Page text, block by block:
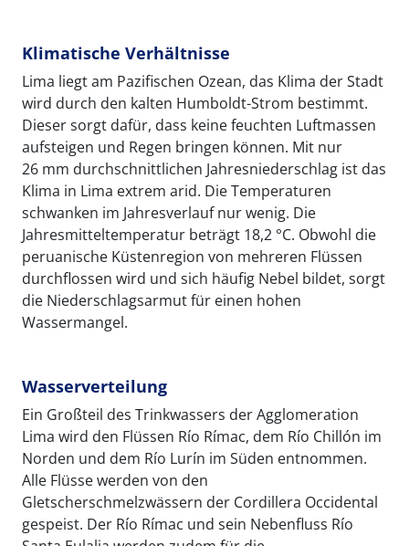
Klimatische Verhältnisse
Lima liegt am Pazifischen Ozean, das Klima der Stadt
wird durch den kalten Humboldt-Strom bestimmt.
Dieser sorgt dafür, dass keine feuchten Luftmassen
aufsteigen und Regen bringen können. Mit nur
26 mm durchschnittlichen Jahresniederschlag ist das
Klima in Lima extrem arid. Die Temperaturen
schwanken im Jahresverlauf nur wenig. Die
Jahresmitteltemperatur beträgt 18,2 °C. Obwohl die
peruanische Küstenregion von mehreren Flüssen
durchflossen wird und sich häufig Nebel bildet, sorgt
die Niederschlagsarmut für einen hohen
Wassermangel.
Wasserverteilung
Ein Großteil des Trinkwassers der Agglomeration
Lima wird den Flüssen Río Rímac, dem Río Chillón im
Norden und dem Río Lurín im Süden entnommen.
Alle Flüsse werden von den
Gletscherschmelzwässern der Cordillera Occidental
gespeist. Der Río Rímac und sein Nebenfluss Río